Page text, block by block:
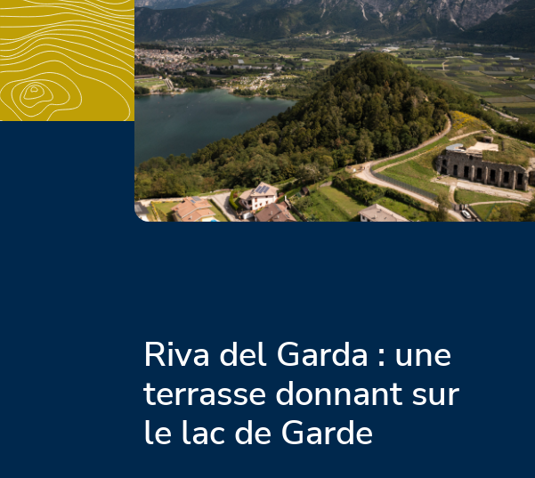
Riva del Garda : une
terrasse donnant sur
le lac de Garde